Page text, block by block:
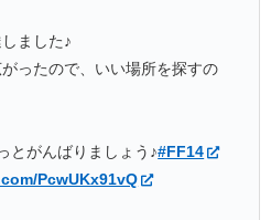
ました♪
ったので、いい場所を探すの
とがんばりましょう♪#FF14
PcwUKx91vQ